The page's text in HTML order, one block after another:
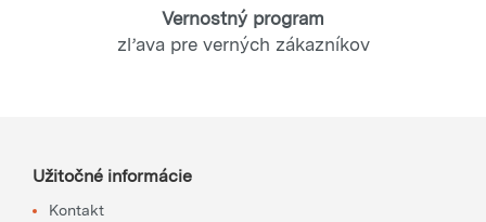
Vernostný program
zľava pre verných zákazníkov
Užitočné informácie
Kontakt